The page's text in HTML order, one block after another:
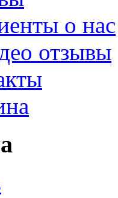
о нас
отзывы